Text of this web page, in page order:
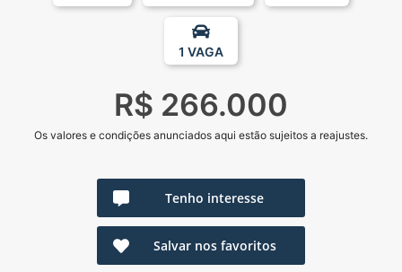
1 VAGA
R$ 266.000
Os valores e condições anunciados aqui estão sujeitos a reajustes.
Tenho interesse
Salvar nos favoritos